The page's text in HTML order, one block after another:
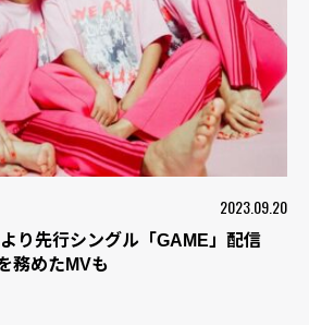
2023.09.20
り先行シングル「GAME」配信
務めたMVも